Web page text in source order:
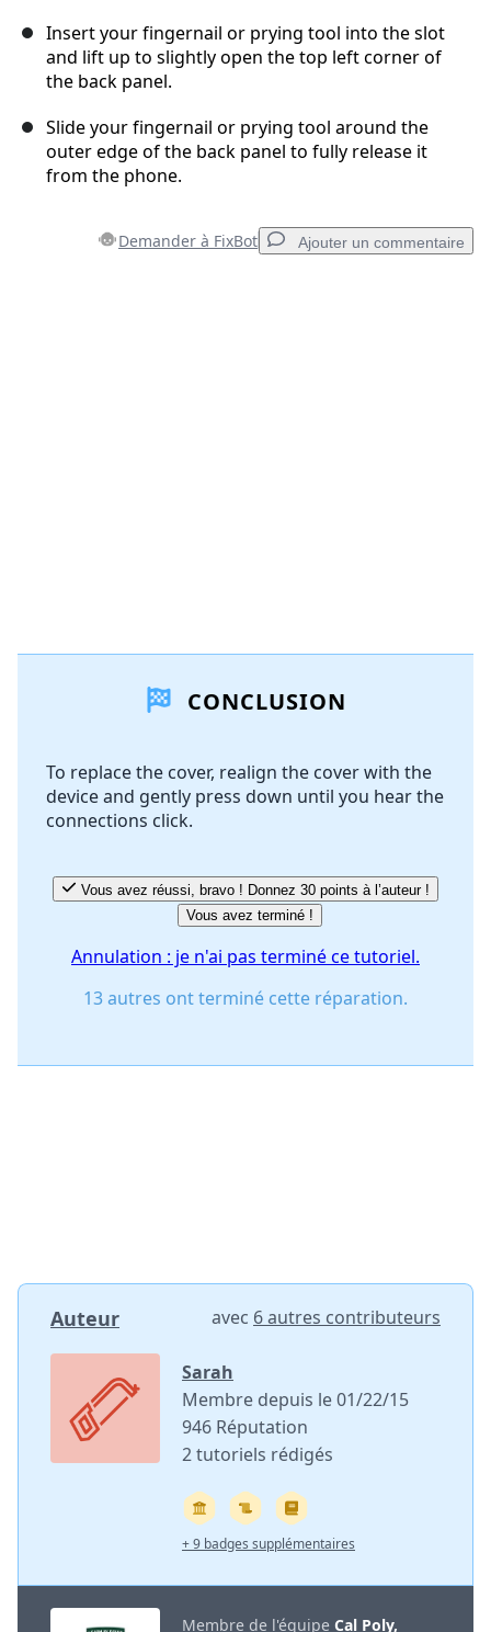
Insert your fingernail or prying tool into the slot
and lift up to slightly open the top left corner of
the back panel.
Slide your fingernail or prying tool around the
outer edge of the back panel to fully release it
from the phone.
Demander à FixBot Ajouter un commentaire
CONCLUSION
To replace the cover, realign the cover with the
device and gently press down until you hear the
connections click.
Vous avez réussi, bravo ! Donnez 30 points à l’auteur !
Vous avez terminé !
Annulation : je n'ai pas terminé ce tutoriel.
13 autres ont terminé cette réparation.
Auteur avec 6 autres contributeurs
Sarah
Membre depuis le 01/22/15
946 Réputation
2 tutoriels rédigés
+ 9 badges supplémentaires
Membre de l'équipe Cal Poly,